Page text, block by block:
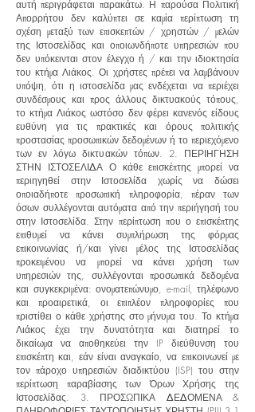
αυτή περιγράφεται παρακάτω. Η παρούσα Πολιτική
Απορρήτου δεν καλύπτει σε καμία περίπτωση τη
σχέση μεταξύ των επισκεπτών / χρηστών / μελών
της Ιστοσελίδας και οποιωνδήποτε υπηρεσιών που
δεν υπόκεινται στον έλεγχο ή / και την ιδιοκτησία
του κτήμα Λιάκος. Οι χρήστες πρέπει να λαμβάνουν
υπόψη, ότι η ιστοσελίδα μας ενδέχεται να περιέχει
συνδέσμους και προς άλλους δικτυακούς τόπους,
το κτήμα Λιάκος ωστόσο δεν φέρει κανενός είδους
ευθύνη για τις πρακτικές και όρους πολιτικής
προστασίας προσωπικών δεδομένων ή το περιεχόμενο
των εν λόγω δικτυακών τόπων. 2. ΠΕΡΙΗΓΗΣΗ
ΣΤΗΝ ΙΣΤΟΣΕΛΙΔΑ Ο κάθε επισκέπτης μπορεί να
περιηγηθεί στην Ιστοσελίδα χωρίς να δώσει
οποιαδήποτε προσωπική πληροφορία, πέραν των
όσων συλλέγονται αυτόματα από την περιήγησή του
στην Ιστοσελίδα. Στην περίπτωση που ο επισκέπτης
επιθυμεί να κάνει συμπλήρωση της φόρμας
επικοινωνίας ή/και γίνει μέλος της Ιστοσελίδας
προκειμένου να μπορεί να κάνει χρήση των
υπηρεσιών της, συλλέγονται προσωπικά δεδομένα
και συγκεκριμένα: ονοματεπώνυμο, e-mail, τηλέφωνο
και προαιρετικά, οι επιπλέον πληροφορίες που
πριστίθει ο κάθε χρήστης στο μήνυμα του. Το κτήμα
Λιάκος έχει την δυνατότητα και διατηρεί το
δικαίωμα να αποθηκεύει την IP διεύθυνση του
επισκέπτη και, εάν είναι αναγκαίο, να επικοινωνεί με
τον πάροχο υπηρεσιών διαδικτύου (ISP) του στην
περίπτωση παραβίασης των Όρων Χρήσης της
Ιστοσελίδας. 3. ΠΡΟΣΩΠΙΚΑ ΔΕΔΟΜΕΝΑ &